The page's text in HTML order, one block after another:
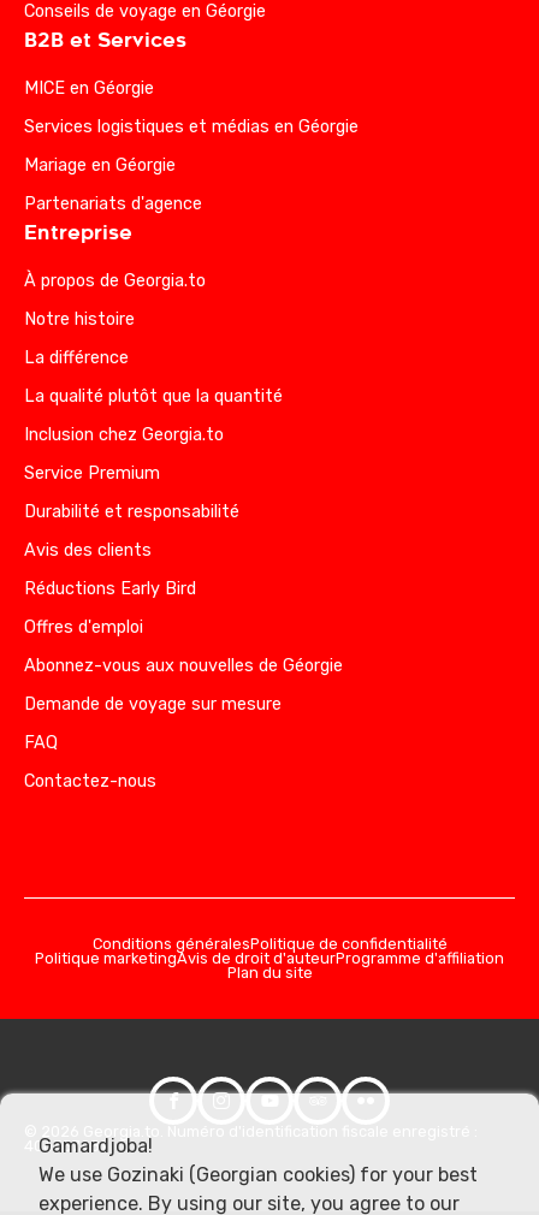
Conseils de voyage en Géorgie
B2B et Services
MICE en Géorgie
Services logistiques et médias en Géorgie
Mariage en Géorgie
Partenariats d'agence
Entreprise
À propos de Georgia.to
Notre histoire
La différence
La qualité plutôt que la quantité
Inclusion chez Georgia.to
Service Premium
Durabilité et responsabilité
Avis des clients
Réductions Early Bird
Offres d'emploi
Abonnez-vous aux nouvelles de Géorgie
Demande de voyage sur mesure
FAQ
Contactez-nous
Conditions généralesPolitique de confidentialité
Politique marketingAvis de droit d'auteurProgramme d'affiliation
Plan du site
406357981
Gamardjoba!
We use Gozinaki (Georgian cookies) for your best
experience. By using our site, you agree to our